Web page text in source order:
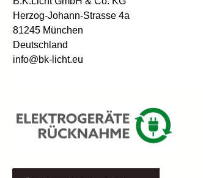
Herzog-Johann-Strasse 4a
81245 München
Deutschland
info@bk-licht.eu